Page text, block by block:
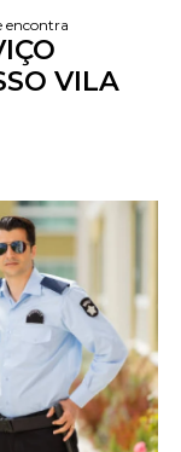
condominio
encontrar servico
VILA